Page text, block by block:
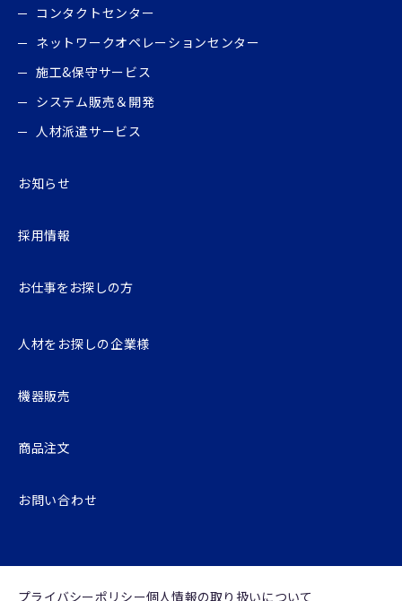
コンタクトセンター
ネットワークオペレーションセンター
施工&保守サービス
システム販売＆開発
人材派遣サービス
お知らせ
採用情報
お仕事をお探しの⽅
人材をお探しの企業様
機器販売
商品注文
お問い合わせ
プライバシーポリシー個⼈情報の取り扱いについて